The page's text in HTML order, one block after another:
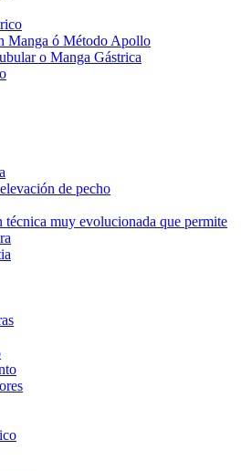
Manga ó Método Apollo
o Manga Gástrica
de pecho
muy evolucionada que permite